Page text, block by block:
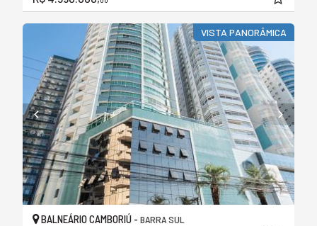
VISTA PANORÂMICA
BALNEÁRIO CAMBORIÚ - BARRA SUL